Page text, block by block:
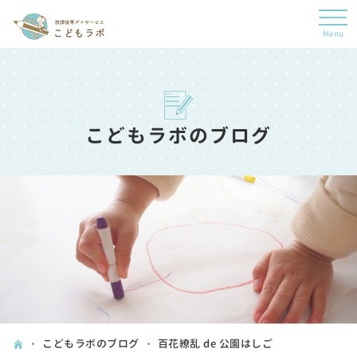
こどもラボのブログ
こどもラボのブログ 百花繚乱 de 公園はしご